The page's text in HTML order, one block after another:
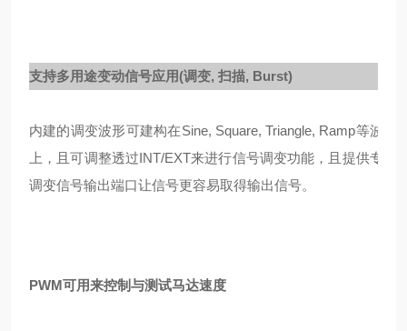
支持多用途变动信号应用(调变, 扫描, Burst)
内建的调变波形可建构在Sine, Square, Triangle, Ramp等波形
上，且可调整透过INT/EXT来进行信号调变功能，且提供专属
调变信号输出端口让信号更容易取得输出信号。
PWM可用来控制与测试马达速度